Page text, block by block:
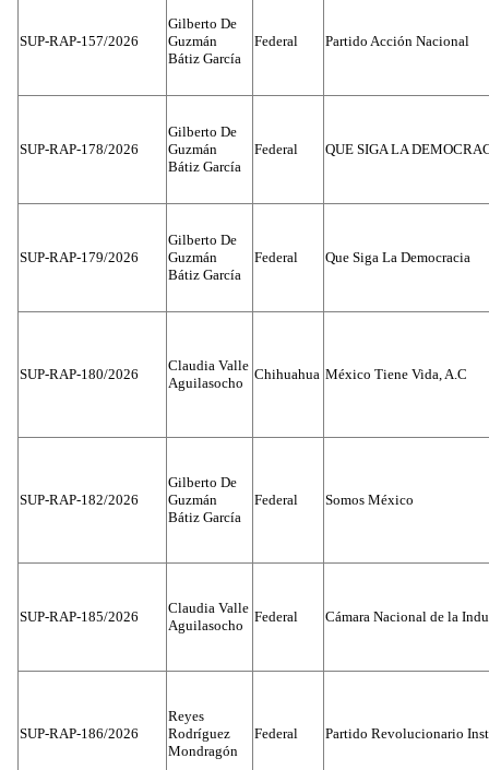
SUP-RAP-157/2026
Gilberto De
Guzmán
Bátiz García
Federal Partido Acción Nacional
SUP-RAP-178/2026
Gilberto De
Guzmán
Bátiz García
Federal QUE SIGA LA
SUP-RAP-179/2026
Gilberto De
Guzmán
Bátiz García
Federal Que Siga La Democracia
SUP-RAP-180/2026
Claudia Valle
Aguilasocho
Chihuahua México Tiene Vida, A.C
SUP-RAP-182/2026
Gilberto De
Guzmán
Bátiz García
Federal Somos México
SUP-RAP-185/2026
Claudia Valle
Aguilasocho
Federal Cámara Nacional de la
SUP-RAP-186/2026
Reyes
Rodríguez
Mondragón
Federal Partido Revolucionario